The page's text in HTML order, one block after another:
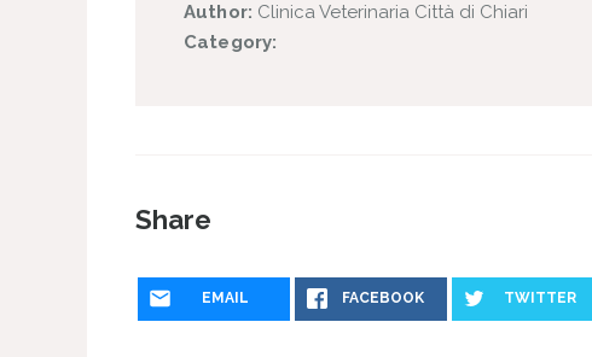
Author: Clinica Veterinaria Città di Chiari
Category:
Share
EMAIL FACEBOOK TWITTER